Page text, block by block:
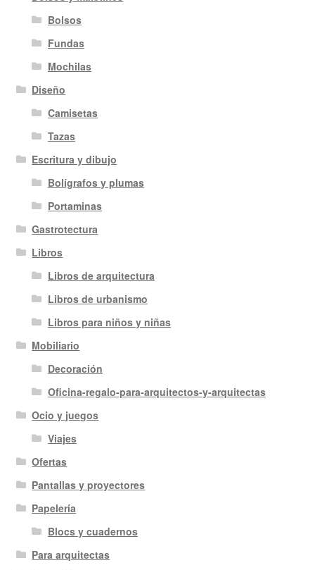
Bolsos
Fundas
Mochilas
Diseño
Camisetas
Tazas
Escritura y dibujo
Bolígrafos y plumas
Portaminas
Gastrotectura
Libros
Libros de arquitectura
Libros de urbanismo
Libros para niños y niñas
Mobiliario
Decoración
Oficina-regalo-para-arquitectos-y-arquitectas
Ocio y juegos
Viajes
Ofertas
Pantallas y proyectores
Papelería
Blocs y cuadernos
Para arquitectas